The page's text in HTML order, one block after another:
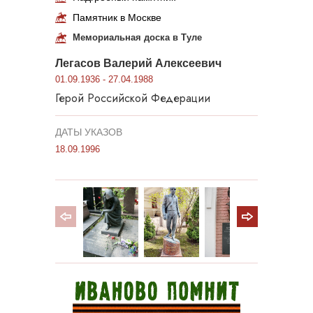
Памятник в Москве
Мемориальная доска в Туле
Легасов Валерий Алексеевич
01.09.1936 - 27.04.1988
Герой Российской Федерации
ДАТЫ УКАЗОВ
18.09.1996